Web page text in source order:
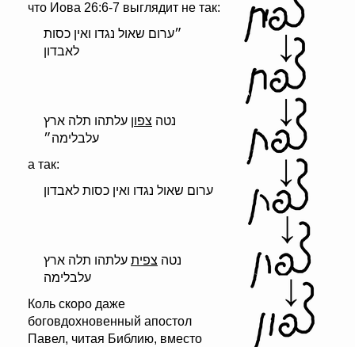
что Иова 26:6-7 выглядит не так:
״ערום שאול נגדו ואין כסות
לאבדון
נטה צפון עלתהו תלה ארץ
עלבלימה״
а так:
ערום שאול נגדו ואין כסות לאבדון
נטה צפית עלתהו תלה ארץ
עלבלימה
Коль скоро даже
боговдохновенный апостол
Павел, читая Библию, вместо